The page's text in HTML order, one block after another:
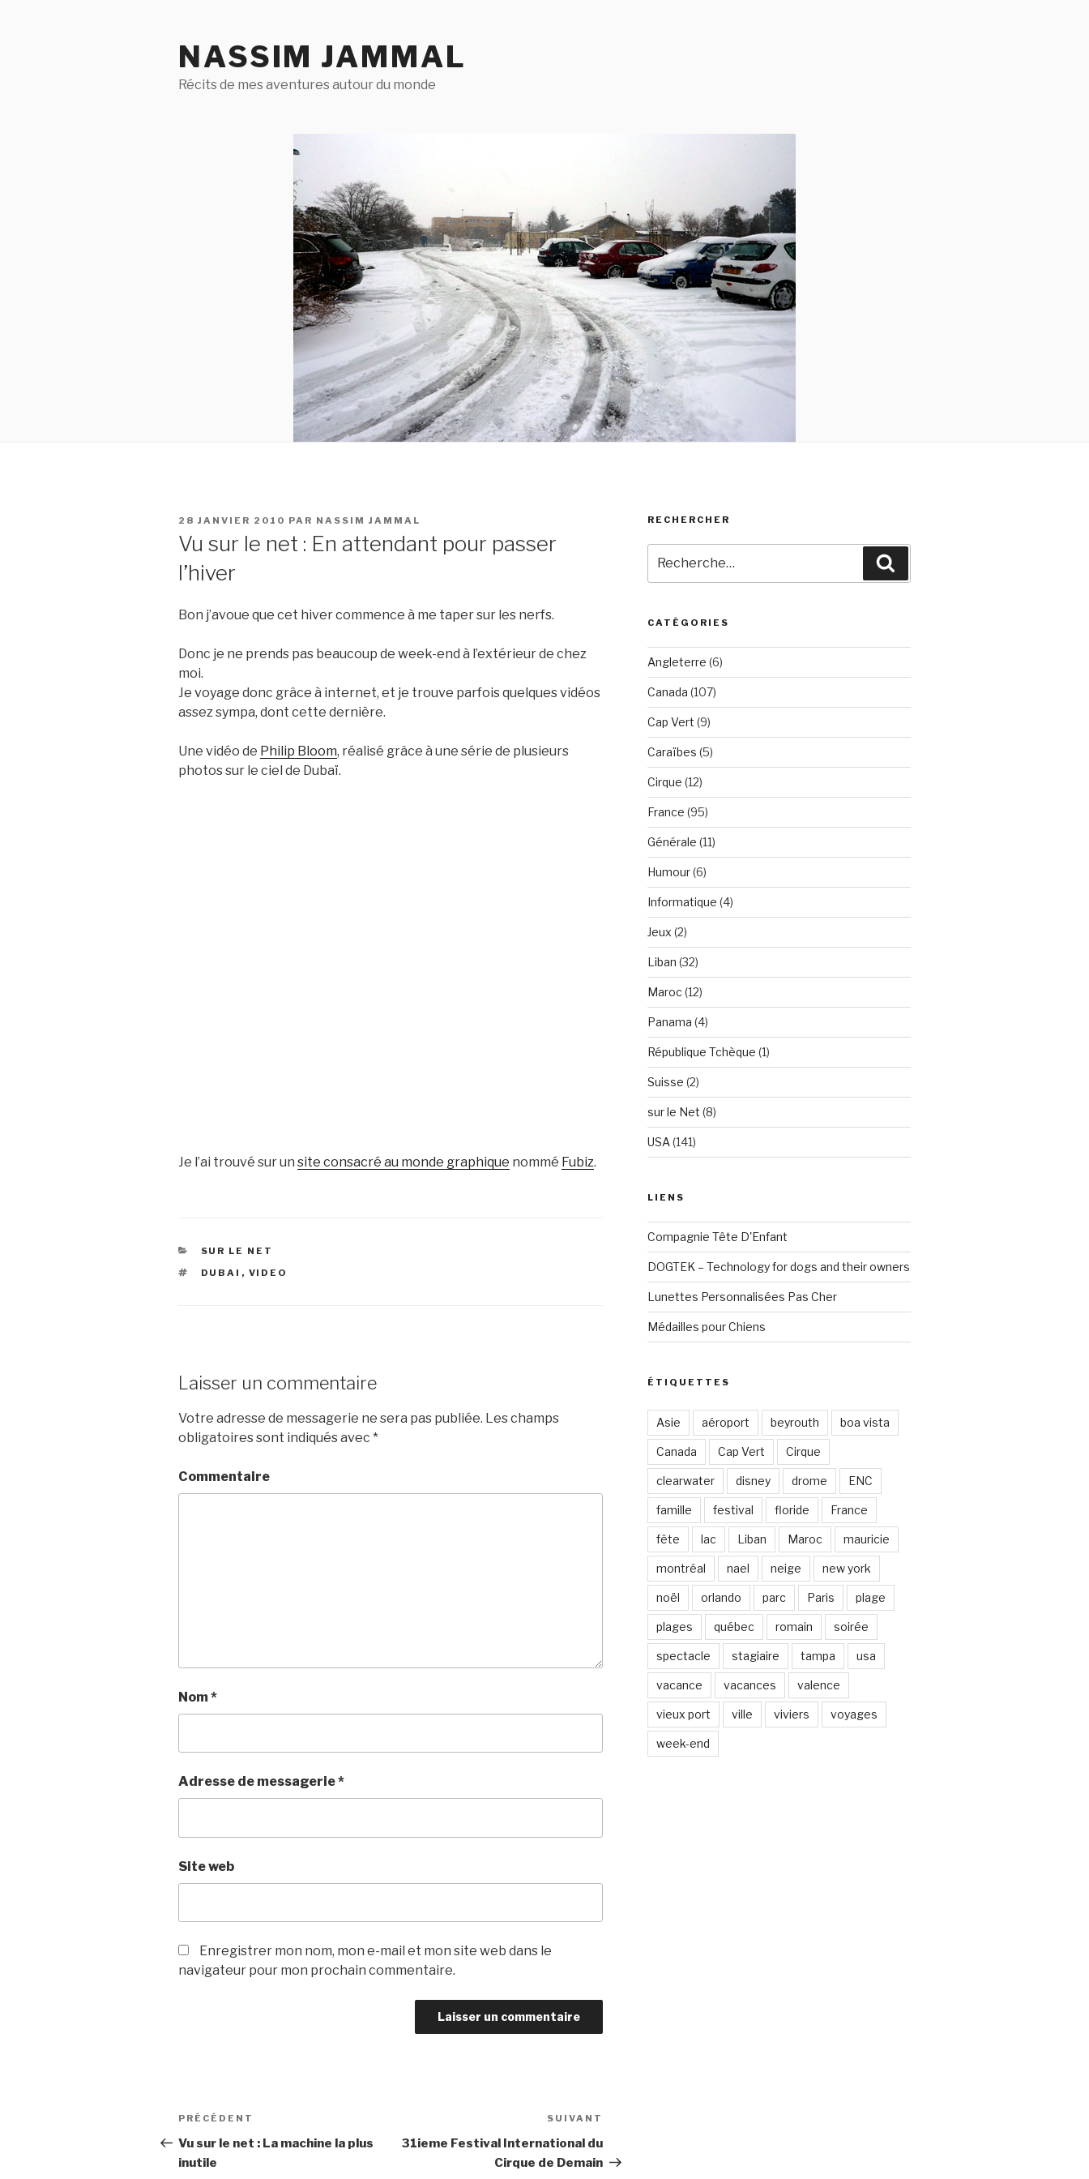
NASSIM JAMMAL
Récits de mes aventures autour du monde
PUBLIÉ
LE
28 JANVIER 2010 PAR NASSIM JAMMAL
Vu sur le net : En attendant pour passer
l’hiver
Bon j’avoue que cet hiver commence à me taper sur les nerfs.
Donc je ne prends pas beaucoup de week-end à l’extérieur de chez
moi.
Je voyage donc grâce à internet, et je trouve parfois quelques vidéos
assez sympa, dont cette dernière.
Une vidéo de Philip Bloom, réalisé grâce à une série de plusieurs
photos sur le ciel de Dubaï.
Je l’ai trouvé sur un site consacré au monde graphique nommé Fubiz.
CATÉGORIES
SUR LE NET
ÉTIQUETTES
DUBAI , VIDEO
Laisser un commentaire
Votre adresse de messagerie ne sera pas publiée. Les champs
obligatoires sont indiqués avec *
Commentaire
Nom*
Adresse de messagerie*
Site web
Enregistrer mon nom, mon e-mail et mon site web dans le
navigateur pour mon prochain commentaire.
Navigation
de
l’article
Article
précédent
PRÉCÉDENT
Vu sur le net : La machine la plus
inutile
SUIVANT
31ieme Festival International du
Cirque de Demain
RECHERCHER
pour
CATÉGORIES
Angleterre (6)
Canada (107)
Cap Vert (9)
Caraïbes (5)
Cirque (12)
France (95)
Générale (11)
Humour(6)
Informatique (4)
Jeux (2)
Liban (32)
Maroc (12)
Panama (4)
République Tchèque (1)
Suisse (2)
sur le Net (8)
USA(141)
LIENS
Compagnie Tête D'Enfant
DOGTEK – Technology for dogs and their owners
Lunettes Personnalisées Pas Cher
Médailles pour Chiens
ÉTIQUETTES
Asie aéroport beyrouth boa vista
Canada Cap Vert Cirque
clearwater disney drome ENC
famille festival floride France
fête lac Liban Maroc mauricie
montréal nael neige new york
noël orlando parc Paris plage
plages québec romain soirée
spectacle stagiaire tampa usa
vacance vacances valence
vieux port ville viviers voyages
week-end